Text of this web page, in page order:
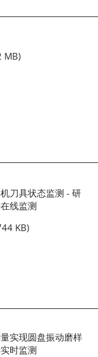
MB)
刀具状态监测 - 研
线监测
KB)
实现圆盘振动磨样
时监测